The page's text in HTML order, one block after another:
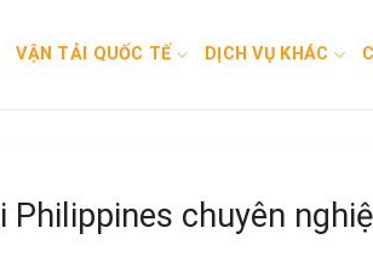
VẬN TẢI QUỐC TẾ DỊCH VỤ KHÁC
chuyên